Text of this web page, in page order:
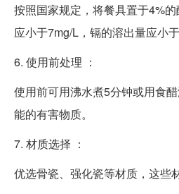
按照国家规定，将餐具置于4%
应小于7mg/L，镉的溶出量应小于
6. 使用前处理 ：
使用前可用沸水煮5分钟或用食
能的有害物质。
7. 材质选择 ：
优选骨瓷、强化瓷等材质，这些